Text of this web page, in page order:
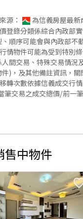
源： 為信義房屋最新
登錄分類係綜合內政部
、順序可能會與內政部不
情物件可能為受到特別
人間交易、特殊交易情況
)，及其他備註資訊，關
轉次數依據信義成交行
筆交易之成交總價/前一
售中物件